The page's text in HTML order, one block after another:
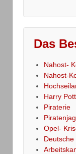
Das
Nahost-
Nahost-
Harry
Piraterie
Opel-